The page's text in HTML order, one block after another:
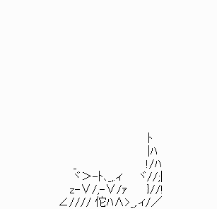
ﾊ
ヾ//;|
}//!
ィ/／